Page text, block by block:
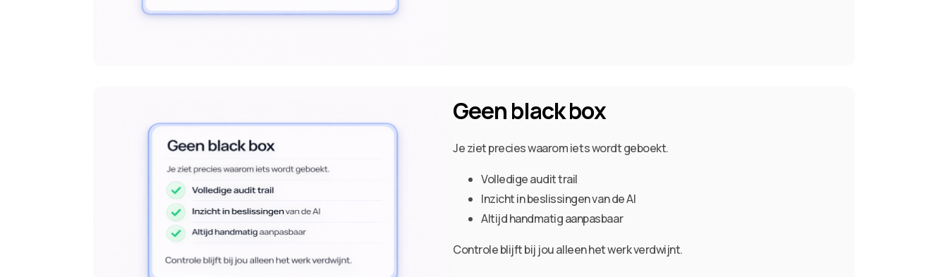
Geen black box
Je ziet precies waarom iets wordt geboekt.
Volledige audit trail
Inzicht in beslissingen van de AI
Altijd handmatig aanpasbaar
Controle blijft bij jou alleen het werk verdwijnt.